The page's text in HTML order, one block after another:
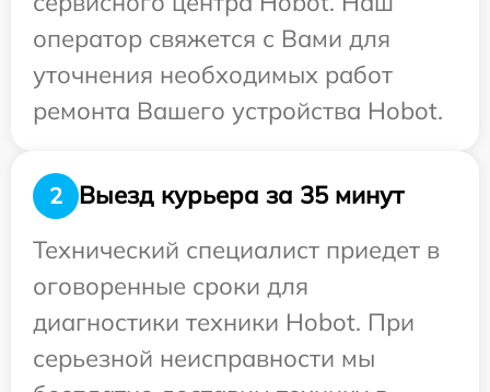
оператор свяжется с Вами для
уточнения необходимых работ
ремонта Вашего устройства Hobot.
2
Выезд курьера за 35 минут
Технический специалист приедет в
оговоренные сроки для
диагностики техники Hobot. При
серьезной неисправности мы